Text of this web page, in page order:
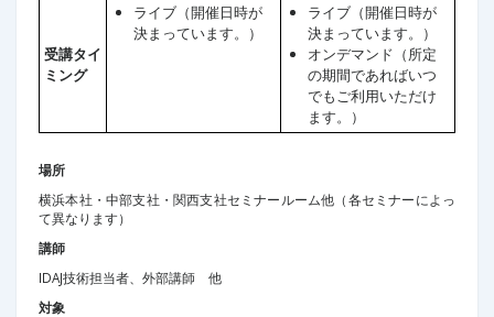
受講タイ
ミング
ライブ（開催日時が
決まっています。）
ライブ（開催日時が
決まっています。）
オンデマンド（所定
の期間であればいつ
でもご利用いただけ
ます。）
場所
横浜本社・中部支社・関西支社セミナールーム他（各セミナーによっ
て異なります）
講師
IDAJ技術担当者、外部講師 他
対象